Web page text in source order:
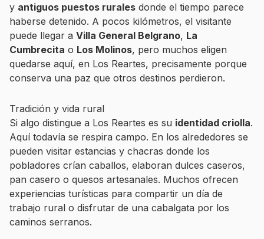
y antiguos puestos rurales donde el tiempo parece
haberse detenido. A pocos kilómetros, el visitante
puede llegar a Villa General Belgrano, La
Cumbrecita o Los Molinos, pero muchos eligen
quedarse aquí, en Los Reartes, precisamente porque
conserva una paz que otros destinos perdieron.
Tradición y vida rural
Si algo distingue a Los Reartes es su identidad criolla.
Aquí todavía se respira campo. En los alrededores se
pueden visitar estancias y chacras donde los
pobladores crían caballos, elaboran dulces caseros,
pan casero o quesos artesanales. Muchos ofrecen
experiencias turísticas para compartir un día de
trabajo rural o disfrutar de una cabalgata por los
caminos serranos.